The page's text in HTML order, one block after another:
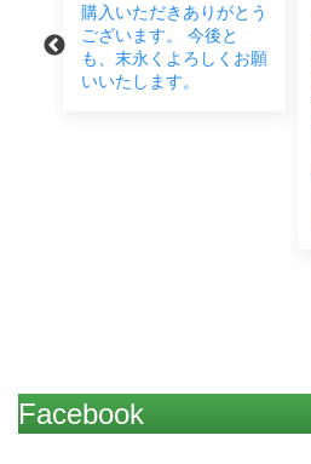
購入いただきありがとう
ございます。 今後と
も、末永くよろしくお願
いいたします。
Facebook